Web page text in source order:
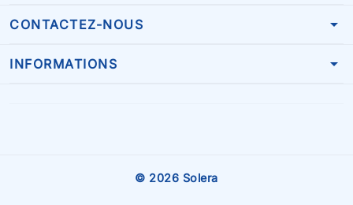
CONTACTEZ-NOUS arrow_drop_down
INFORMATIONS arrow_drop_down
© 2026 Solera